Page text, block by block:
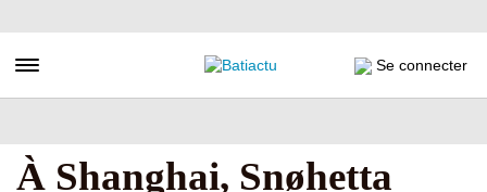
au
principal
Toggle navigation Se connecter
À Shanghai, Snøhetta